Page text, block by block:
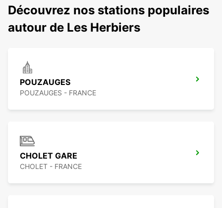
Découvrez nos stations populaires
autour de Les Herbiers
POUZAUGES
POUZAUGES - FRANCE
CHOLET GARE
CHOLET - FRANCE